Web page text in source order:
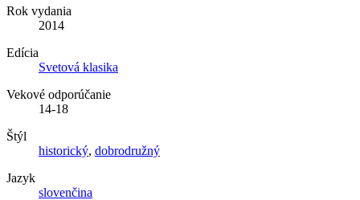
Rok vydania
2014
Edícia
Svetová klasika
Vekové odporúčanie
14-18
Štýl
historický, dobrodružný
Jazyk
slovenčina